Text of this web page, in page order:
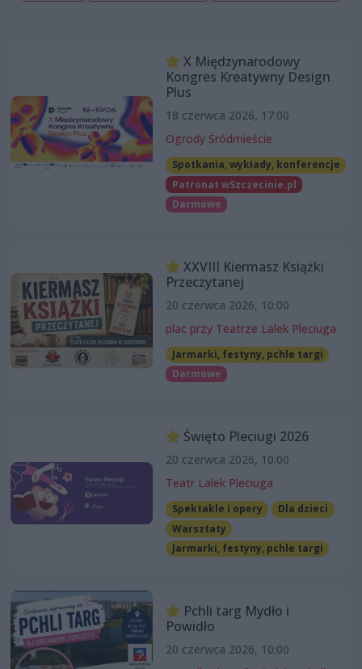
X Międzynarodowy
Kongres Kreatywny Design
Plus
18 czerwca 2026, 17:00
Ogrody Śródmieście
Spotkania, wykłady, konferencje
Patronat wSzczecinie.pl
Darmowe
XXVIII Kiermasz Książki
Przeczytanej
20 czerwca 2026, 10:00
plac przy Teatrze Lalek Pleciuga
Jarmarki, festyny, pchle targi
Darmowe
Święto Pleciugi 2026
20 czerwca 2026, 10:00
Teatr Lalek Pleciuga
Spektakle i opery
Dla dzieci
Warsztaty
Jarmarki, festyny, pchle targi
Pchli targ Mydło i
Powidło
20 czerwca 2026, 10:00